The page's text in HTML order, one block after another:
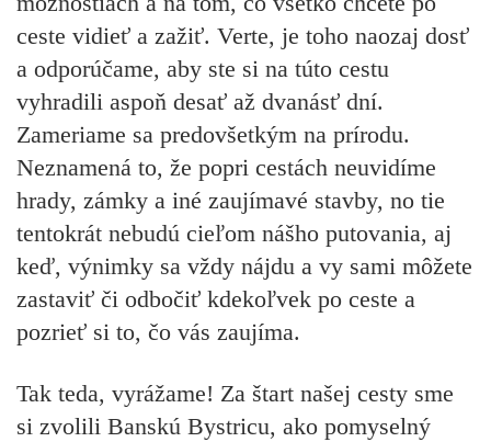
ceste vidieť a zažiť. Verte, je toho naozaj dosť
a odporúčame, aby ste si na túto cestu
vyhradili aspoň desať až dvanásť dní.
Zameriame sa predovšetkým na prírodu.
Neznamená to, že popri cestách neuvidíme
hrady, zámky a iné zaujímavé stavby, no tie
tentokrát nebudú cieľom nášho putovania, aj
keď, výnimky sa vždy nájdu a vy sami môžete
zastaviť či odbočiť kdekoľvek po ceste a
pozrieť si to, čo vás zaujíma.
Tak teda, vyrážame! Za štart našej cesty sme
si zvolili Banskú Bystricu, ako pomyselný